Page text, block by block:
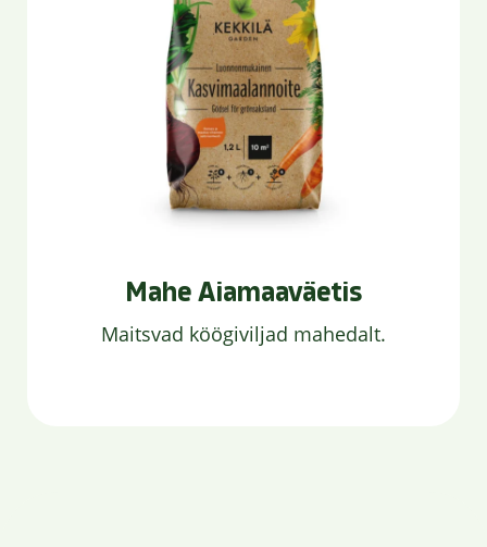
Mahe Aiamaaväetis
Maitsvad köögiviljad mahedalt.